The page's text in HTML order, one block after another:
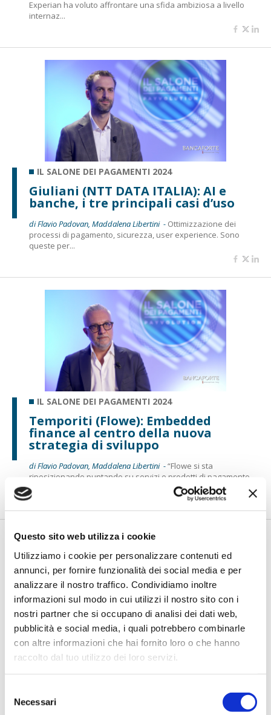
Questo sito web utilizza i cookie
Utilizziamo i cookie per personalizzare contenuti ed
annunci, per fornire funzionalità dei social media e per
analizzare il nostro traffico. Condividiamo inoltre
informazioni sul modo in cui utilizzi il nostro sito con i
nostri partner che si occupano di analisi dei dati web,
pubblicità e social media, i quali potrebbero combinarle
con altre informazioni che hai fornito loro o che hanno
raccolto dal tuo utilizzo dei loro servizi.
delNecessari
Experian ha voluto affrontare una sfida ambiziosa a livello
internaz...
IL SALONE DEI PAGAMENTI 2024
Giuliani (NTT DATA ITALIA): AI e
banche, i tre principali casi d’uso
di Flavio Padovan, Maddalena Libertini - Ottimizzazione dei
processi di pagamento, sicurezza, user experience. Sono
queste per...
IL SALONE DEI PAGAMENTI 2024
Temporiti (Flowe): Embedded
finance al centro della nuova
strategia di sviluppo
di Flavio Padovan, Maddalena Libertini -“Flowe si sta
riposizionando puntando su servizi e prodotti di pagamento
nell’ambito ...
IL SALONE DEI PAGAMENTI 2024
Aguggini (Intesa Sanpaolo): Da
laboratorio di AI a factory per la
di Flavio Padovan, Maddalena Libertini -
Al Salone Pagamenti